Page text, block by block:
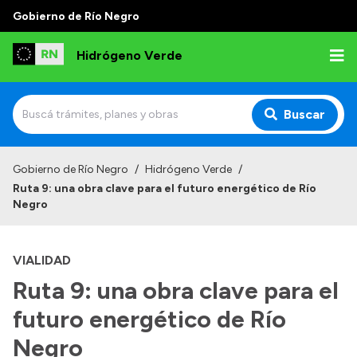
Gobierno de Río Negro
Hidrógeno Verde
Buscar
Informe Universidad Tecnológica de Delft - Países
Bajos
Gobierno de Río Negro / Hidrógeno Verde /
Ruta 9: una obra clave para el futuro energético de Río
Negro
VIALIDAD
Ruta 9: una obra clave para el
futuro energético de Río
Negro